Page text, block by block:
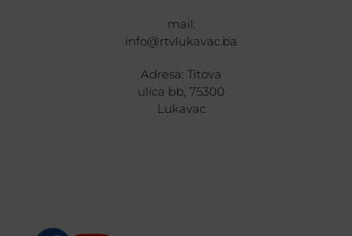
mail:
info@rtvlukavac.ba
Adresa: Titova
ulica bb, 75300
Lukavac